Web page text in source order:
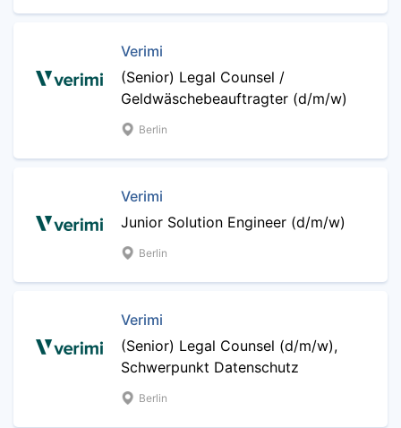
Verimi
(Senior) Legal Counsel /
Geldwäschebeauftragter (d/m/w)
Berlin
Verimi
Junior Solution Engineer (d/m/w)
Berlin
Verimi
(Senior) Legal Counsel (d/m/w),
Schwerpunkt Datenschutz
Berlin